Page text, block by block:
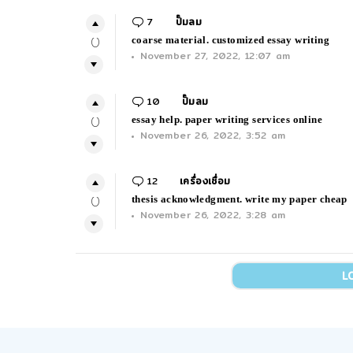
7 Comments
ปั๊มลม
coarse material. customized essay writing
November 27, 2022, 12:07 am
0
10 Comments
ปั๊มลม
essay help. paper writing services online
November 26, 2022, 3:52 am
0
12 Comments
เครื่องเชื่อม
thesis acknowledgment. write my paper cheap
November 26, 2022, 3:28 am
0